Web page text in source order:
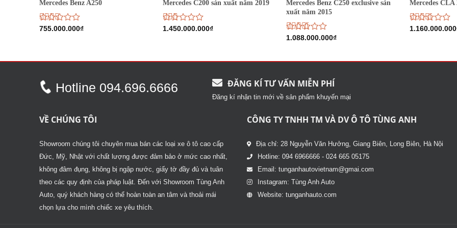
Mercedes Benz A250
Được
5 sao
755.000.000₫
Mercedes C200 sản xuất năm 2019
Được
5
1.450.000.000₫
Mercedes Benz C250 exclusive sản
xuất năm 2015
Được
2.725
1.088.000.000₫
Mercedes CLA
Được
sao
1.160.000.000
Hotline 094.696.6666 ĐĂNG KÍ TƯ VẤN MIỄN PHÍ
Đăng kí nhận tin mới về sản phẩm khuyến mại
VỀ CHÚNG TÔI
Showroom chúng tôi chuyên mua bán các loại xe ô tô cao cấp
Đức, Mỹ, Nhật với chất lượng được đảm bảo ở mức cao nhất,
không đâm đụng, không bị ngập nước, giấy tờ đầy đủ và tuân
theo các quy định của pháp luật. Đến với Showroom Tùng Anh
Auto, quý khách hàng có thể hoàn toàn an tâm và thoải mái
chọn lựa cho mình chiếc xe yêu thích.
CÔNG TY TNHH TM VÀ DV Ô TÔ TÙNG ANH
Địa chỉ: 28 Nguyễn Văn Hưởng, Giang Biên, Long Biên, Hà Nội
Hotline: 094 6966666 - 024 665 05175
Email: tunganhautovietnam@gmai.com
Instagram: Tùng Anh Auto
Website: tunganhauto.com